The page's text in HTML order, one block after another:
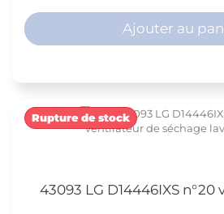
Ajouter au
43093 LG D14446IXS
Rupture de stock